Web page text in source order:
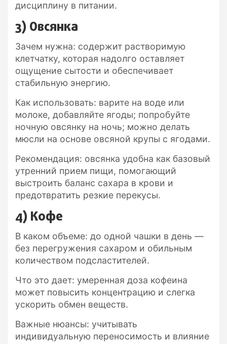
дисциплину в питании.
3) Овсянка
Зачем нужна: содержит растворимую
клетчатку, которая надолго оставляет
ощущение сытости и обеспечивает
стабильную энергию.
Как использовать: варите на воде или
молоке, добавляйте ягоды; попробуйте
ночную овсянку на ночь; можно делать
мюсли на основе овсяной крупы с ягодами.
Рекомендация: овсянка удобна как базовый
утренний прием пищи, помогающий
выстроить баланс сахара в крови и
предотвратить резкие перекусы.
4) Кофе
В каком объеме: до одной чашки в день —
без перегружения сахаром и обильным
количеством подсластителей.
Что это дает: умеренная доза кофеина
может повысить концентрацию и слегка
ускорить обмен веществ.
Важные нюансы: учитывать
индивидуальную переносимость и влияние